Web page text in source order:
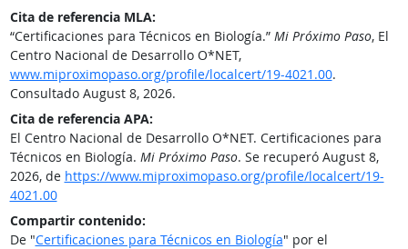
Cita de referencia MLA:
“Certificaciones para Técnicos en Biología.” Mi Próximo Paso, El
Centro Nacional de Desarrollo O*NET,
www.miproximopaso.org/profile/localcert/19-4021.00.
Consultado August 8, 2026.
Cita de referencia APA:
El Centro Nacional de Desarrollo O*NET. Certificaciones para
Técnicos en Biología. Mi Próximo Paso. Se recuperó August 8,
2026, de https://www.miproximopaso.org/profile/localcert/19-
4021.00
Compartir contenido:
De "Certificaciones para Técnicos en Biología" por el